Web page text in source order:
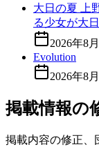
大日の夏 上
る少女が大
2026年8
Evolution
2026年8
掲載情報の
掲載内容の修正、